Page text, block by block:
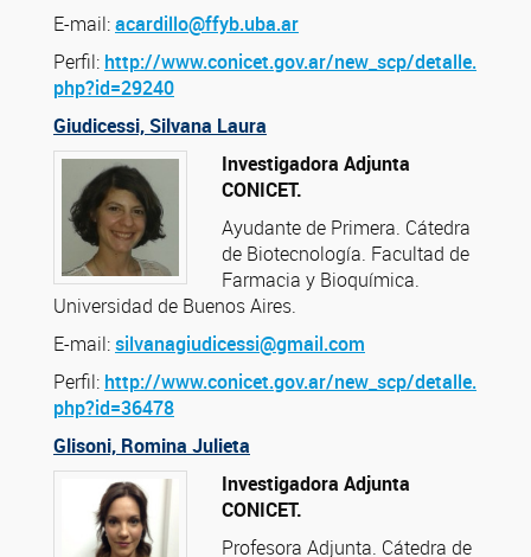
E-mail:acardillo@ffyb.uba.ar
Perfil: http://www.conicet.gov.ar/new_scp/detalle.
php?id=29240
Giudicessi, Silvana Laura
Investigadora Adjunta
CONICET.
Ayudante de Primera. Cátedra
de Biotecnología. Facultad de
Farmacia y Bioquímica.
Universidad de Buenos Aires.
E-mail:silvanagiudicessi@gmail.com
Perfil: http://www.conicet.gov.ar/new_scp/detalle.
php?id=36478
Glisoni, Romina Julieta
Investigadora Adjunta
CONICET.
Profesora Adjunta. Cátedra de